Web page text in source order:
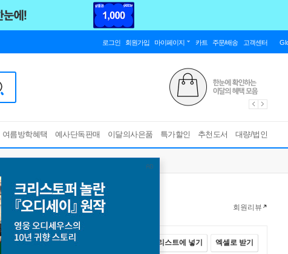
로그인 회원가입 마이페이지 카트 주문/배송 고객센터
여름방학혜택 예사단독판매 이달의사은품 특가할인 추천도서 대량/법인
회원리뷰
전체선택 카트에 넣기 리스트에 넣기 엑셀로 받기